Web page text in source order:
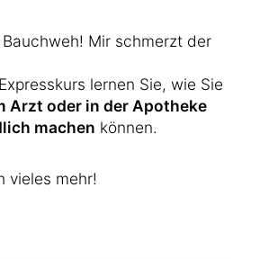
Mir schmerzt der
lernen Sie, wie Sie
Arzt oder in der Apotheke
machen können.
vieles mehr!